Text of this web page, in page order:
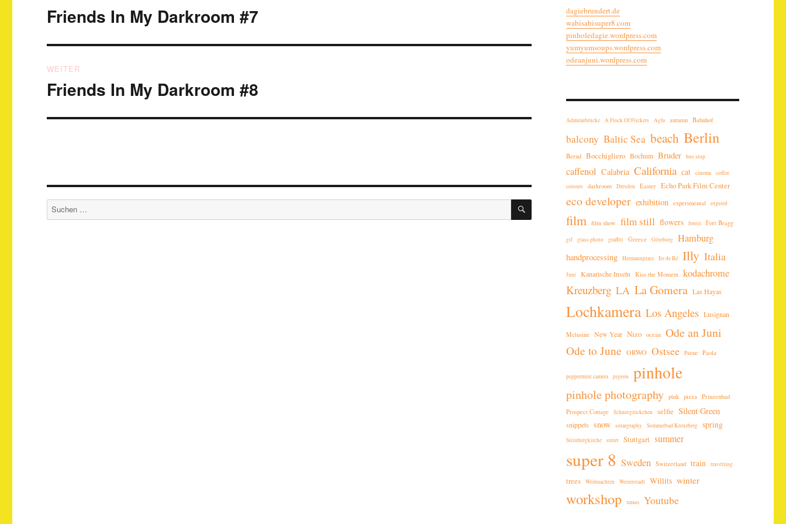
Vorheriger
Friends In My Darkroom #7
WEITER
Nächster
Friends In My Darkroom #8
Suchen
nach:
SUCHEN
dagiebrundert.de
wabisabisuper8.com
pinholedagie.wordpress.com
yumyumsoups.wordpress.com
odeanjuni.wordpress.com
Admiralbrücke A Flock Of Flickers Agfa autumn Bahnhof
balcony Baltic Sea beach Berlin
Bernd Bocchigliero Bochum Bruder bus stop
caffenol Calabria California cat cinema
coffee
colours
darkroom Dresden Easter Echo Park Film Center
eco developer exhibition experimental expired
film film show film still flowers forest Fort Bragg
gif glass photo graffiti Greece Göteborg Hamburg
handprocessing Hermannplatz Ile de Ré Illy Italia
Juni Kanarische Inseln Kiss the Moment kodachrome
Kreuzberg LA La Gomera Las Hayas
Lochkamera Los Angeles Lusignan
Melusine New Year Nizo ocean Ode an Juni
Ode to June ORWO Ostsee Palme Paola
peppermint camera pigeon pinhole
pinhole photography pink pizza
Prinzenbad
Prospect Cottage
Schneeglöckchen selfie Silent Green
snippets snow solargraphy Sommerbad Kreuzberg spring
Steinbergkirche street Stuttgart summer
super 8 Sweden Switzerland train travelling
trees Weihnachten Weiterstadt Willits winter
workshop xmas Youtube